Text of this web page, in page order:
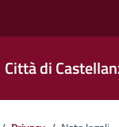
Città di